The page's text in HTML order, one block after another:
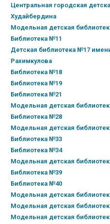
Центральная городская
Худайбердина
Модельная детская
Библиотека №11
Детская библиотека №17
Рахимкулова
Библиотека №18
Библиотека №19
Библиотека №21
Модельная детская
Библиотека №28
Модельная детская
Библиотека №33
Библиотека №34
Модельная детская
Библиотека №39
Библиотека №40
Модельная детская
Модельная детская
Модельная детская